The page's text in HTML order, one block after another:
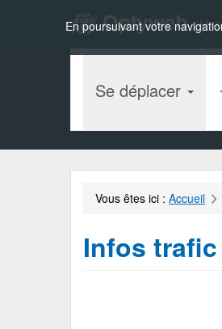
En poursuivant votre
Se déplacer
Vous êtes ici : Accueil
Infos trafic